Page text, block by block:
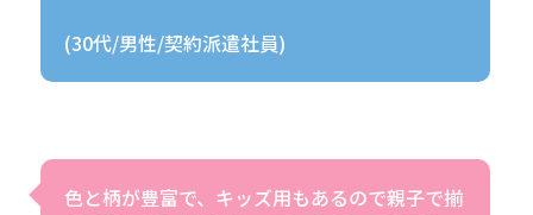
(30代/男性/契約派遣社員)
色と柄が豊富で、キッズ用もあるので親子で揃